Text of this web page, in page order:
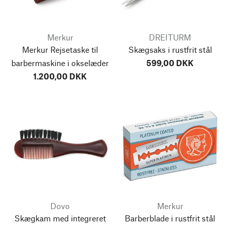
Merkur
Merkur Rejsetaske til
barbermaskine i okselæder
1.200,00 DKK
DREITURM
Skægsaks i rustfrit stål
599,00 DKK
Dovo
Skægkam med integreret
Merkur
Barberblade i rustfrit stål